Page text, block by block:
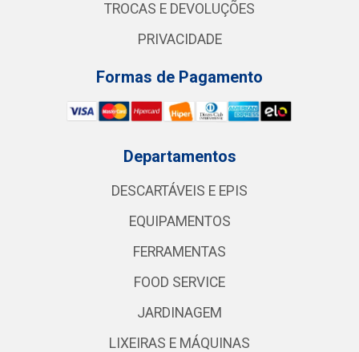
TROCAS E DEVOLUÇÕES
PRIVACIDADE
Formas de Pagamento
Departamentos
DESCARTÁVEIS E EPIS
EQUIPAMENTOS
FERRAMENTAS
FOOD SERVICE
JARDINAGEM
LIXEIRAS E MÁQUINAS